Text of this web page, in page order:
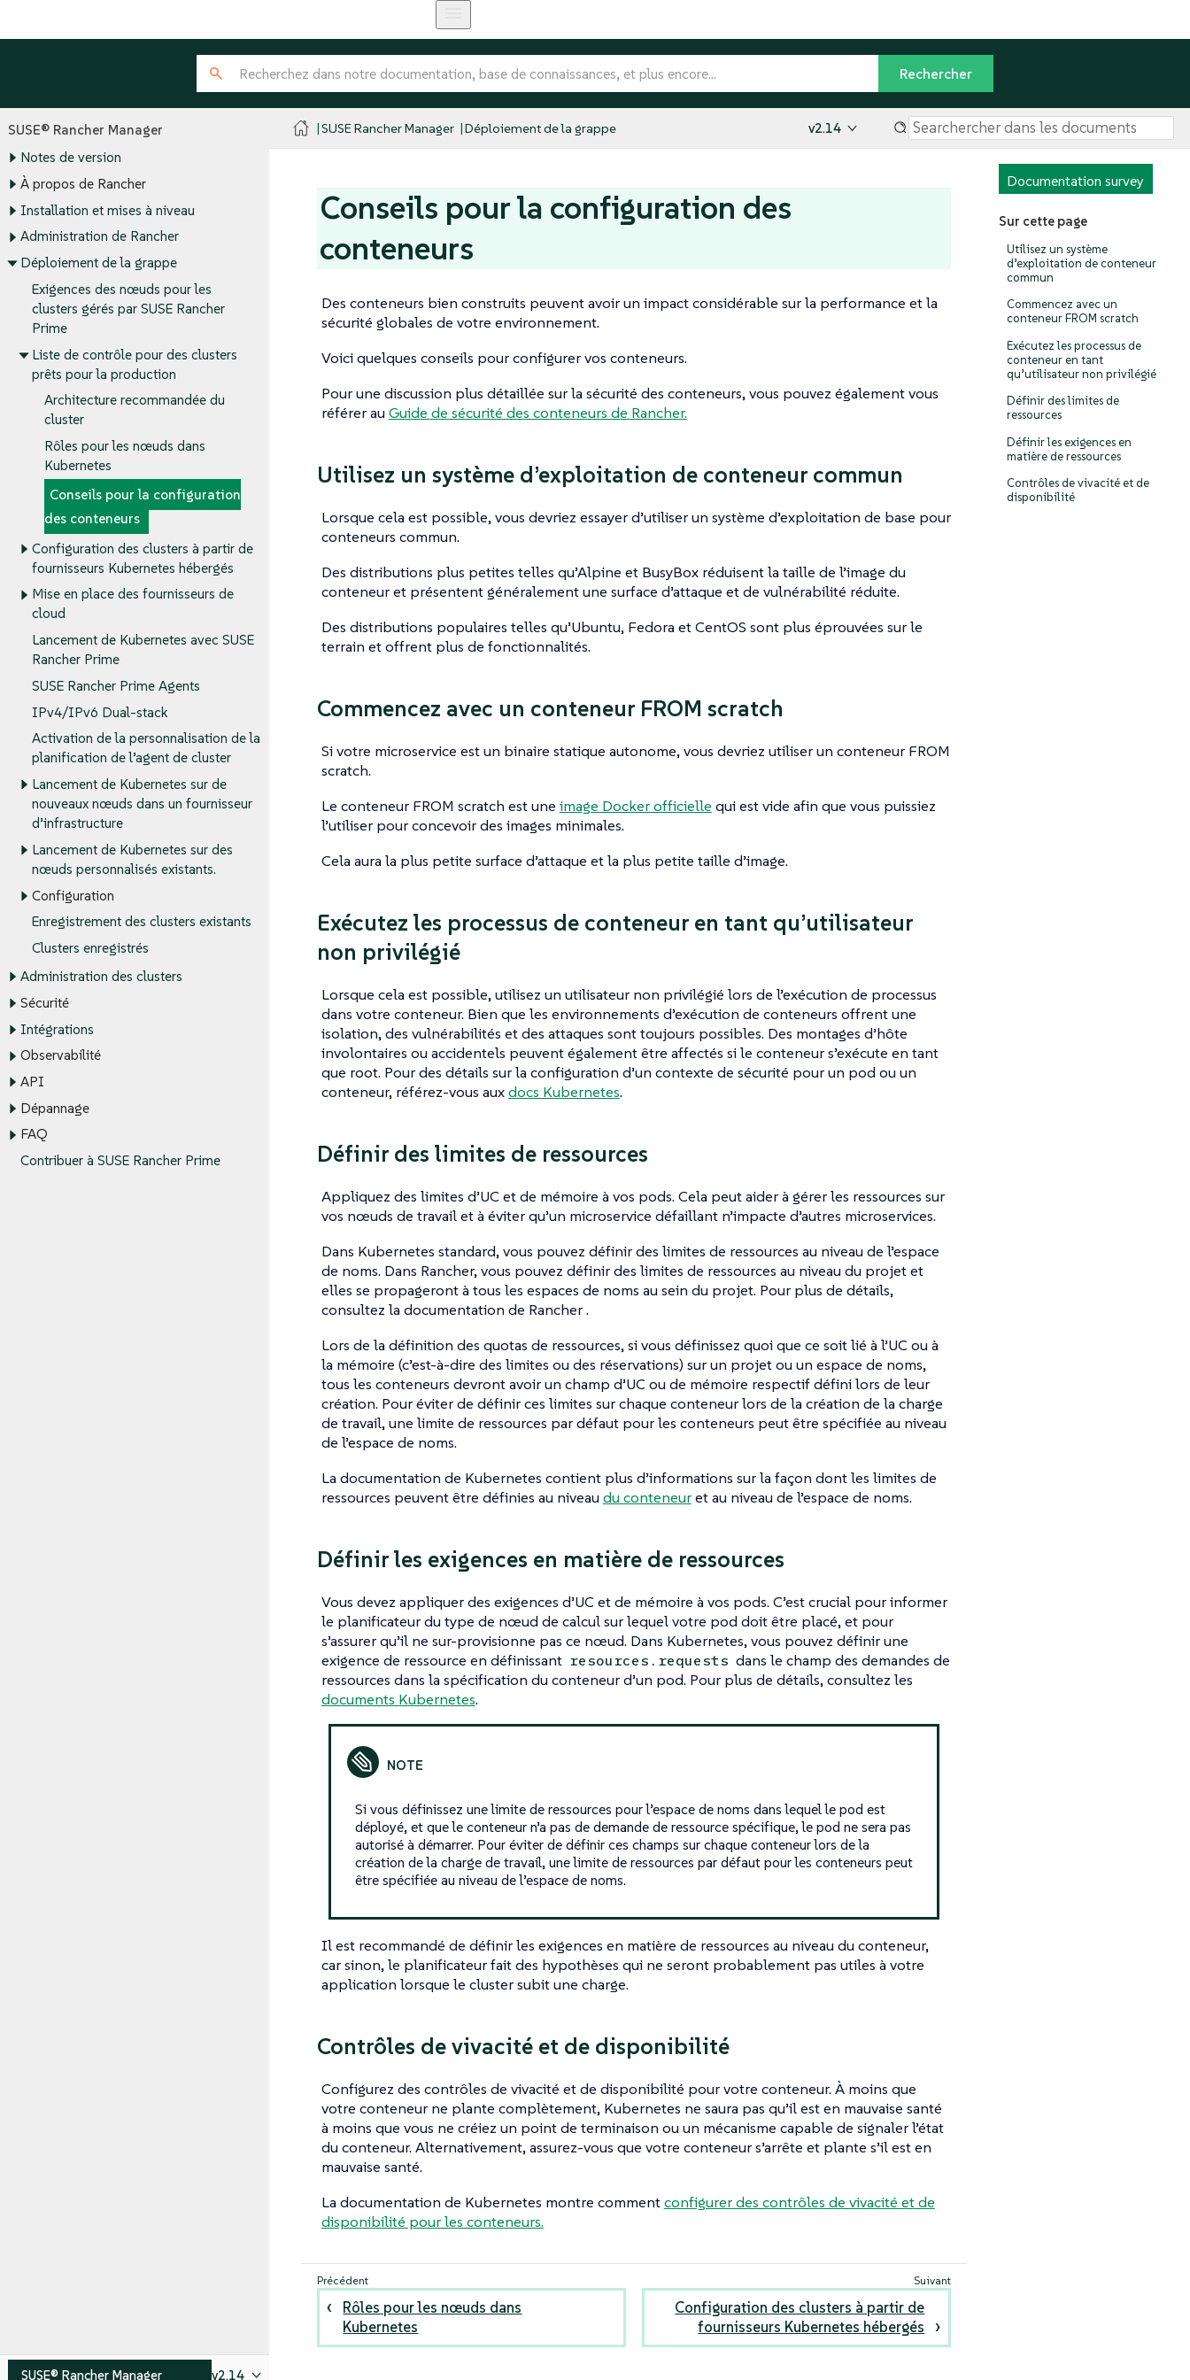
SUSE® Rancher Manager
Notes de version
À propos de Rancher
Installation et mises à niveau
Administration de Rancher
Déploiement de la grappe
Exigences des nœuds pour les
clusters gérés par SUSE Rancher
Prime
Liste de contrôle pour des clusters
prêts pour la production
Architecture recommandée du
cluster
Rôles pour les nœuds dans
Kubernetes
Conseils pour la configuration
des conteneurs
Configuration des clusters à partir de
fournisseurs Kubernetes hébergés
Mise en place des fournisseurs de
cloud
Lancement de Kubernetes avec SUSE
Rancher Prime
SUSE Rancher Prime Agents
IPv4/IPv6 Dual-stack
Activation de la personnalisation de la
planification de l’agent de cluster
Lancement de Kubernetes sur de
nouveaux nœuds dans un fournisseur
d’infrastructure
Lancement de Kubernetes sur des
nœuds personnalisés existants.
Configuration
Enregistrement des clusters existants
Clusters enregistrés
Administration des clusters
Sécurité
Intégrations
Observabilité
API
Dépannage
FAQ
Contribuer à SUSE Rancher Prime
SUSE® Rancher Manager v2.14
SUSE Rancher Manager Déploiement de la grappe v2.14
Documentation survey
Sur cette page
Utilisez un système
d’exploitation de conteneur
commun
Commencez avec un
conteneur FROM scratch
Exécutez les processus de
conteneur en tant
qu’utilisateur non privilégié
Définir des limites de
ressources
Définir les exigences en
matière de ressources
Contrôles de vivacité et de
disponibilité
Conseils pour la configuration des
conteneurs
Des conteneurs bien construits peuvent avoir un impact considérable sur la performance et la
sécurité globales de votre environnement.
Voici quelques conseils pour configurer vos conteneurs.
Pour une discussion plus détaillée sur la sécurité des conteneurs, vous pouvez également vous
référer au Guide de sécurité des conteneurs de Rancher.
Utilisez un système d’exploitation de conteneur commun
Lorsque cela est possible, vous devriez essayer d’utiliser un système d’exploitation de base pour
conteneurs commun.
Des distributions plus petites telles qu’Alpine et BusyBox réduisent la taille de l’image du
conteneur et présentent généralement une surface d’attaque et de vulnérabilité réduite.
Des distributions populaires telles qu’Ubuntu, Fedora et CentOS sont plus éprouvées sur le
terrain et offrent plus de fonctionnalités.
Commencez avec un conteneur FROM scratch
Si votre microservice est un binaire statique autonome, vous devriez utiliser un conteneur FROM
scratch.
Le conteneur FROM scratch est une image Docker officielle qui est vide afin que vous puissiez
l’utiliser pour concevoir des images minimales.
Cela aura la plus petite surface d’attaque et la plus petite taille d’image.
Exécutez les processus de conteneur en tant qu’utilisateur
non privilégié
Lorsque cela est possible, utilisez un utilisateur non privilégié lors de l’exécution de processus
dans votre conteneur. Bien que les environnements d’exécution de conteneurs offrent une
isolation, des vulnérabilités et des attaques sont toujours possibles. Des montages d’hôte
involontaires ou accidentels peuvent également être affectés si le conteneur s’exécute en tant
que root. Pour des détails sur la configuration d’un contexte de sécurité pour un pod ou un
conteneur, référez-vous auxdocs Kubernetes.
Définir des limites de ressources
Appliquez des limites d’UC et de mémoire à vos pods. Cela peut aider à gérer les ressources sur
vos nœuds de travail et à éviter qu’un microservice défaillant n’impacte d’autres microservices.
Dans Kubernetes standard, vous pouvez définir des limites de ressources au niveau de l’espace
de noms. Dans Rancher, vous pouvez définir des limites de ressources au niveau du projet et
elles se propageront à tous les espaces de noms au sein du projet. Pour plus de détails,
consultez la documentation de Rancher .
Lors de la définition des quotas de ressources, si vous définissez quoi que ce soit lié à l’UC ou à
la mémoire (c’est-à-dire des limites ou des réservations) sur un projet ou un espace de noms,
tous les conteneurs devront avoir un champ d’UC ou de mémoire respectif défini lors de leur
création. Pour éviter de définir ces limites sur chaque conteneur lors de la création de la charge
de travail, une limite de ressources par défaut pour les conteneurs peut être spécifiée au niveau
de l’espace de noms.
La documentation de Kubernetes contient plus d’informations sur la façon dont les limites de
ressources peuvent être définies au niveau du conteneuret au niveau de l’espace de noms.
Définir les exigences en matière de ressources
Vous devez appliquer des exigences d’UC et de mémoire à vos pods. C’est crucial pour informer
le planificateur du type de nœud de calcul sur lequel votre pod doit être placé, et pour
s’assurer qu’il ne sur-provisionne pas ce nœud. Dans Kubernetes, vous pouvez définir une
exigence de ressource en définissant resources.requests dans le champ des demandes de
ressources dans la spécification du conteneur d’un pod. Pour plus de détails, consultez les
documents Kubernetes.
Si vous définissez une limite de ressources pour l’espace de noms dans lequel le pod est
déployé, et que le conteneur n’a pas de demande de ressource spécifique, le pod ne sera pas
autorisé à démarrer. Pour éviter de définir ces champs sur chaque conteneur lors de la
création de la charge de travail, une limite de ressources par défaut pour les conteneurs peut
être spécifiée au niveau de l’espace de noms.
Il est recommandé de définir les exigences en matière de ressources au niveau du conteneur,
car sinon, le planificateur fait des hypothèses qui ne seront probablement pas utiles à votre
application lorsque le cluster subit une charge.
Contrôles de vivacité et de disponibilité
Configurez des contrôles de vivacité et de disponibilité pour votre conteneur. À moins que
votre conteneur ne plante complètement, Kubernetes ne saura pas qu’il est en mauvaise santé
à moins que vous ne créiez un point de terminaison ou un mécanisme capable de signaler l’état
du conteneur. Alternativement, assurez-vous que votre conteneur s’arrête et plante s’il est en
mauvaise santé.
La documentation de Kubernetes montre commentconfigurer des contrôles de vivacité et de
disponibilité pour les conteneurs.
Rôles pour les nœuds dans
Kubernetes
Configuration des clusters à partir de
fournisseurs Kubernetes hébergés